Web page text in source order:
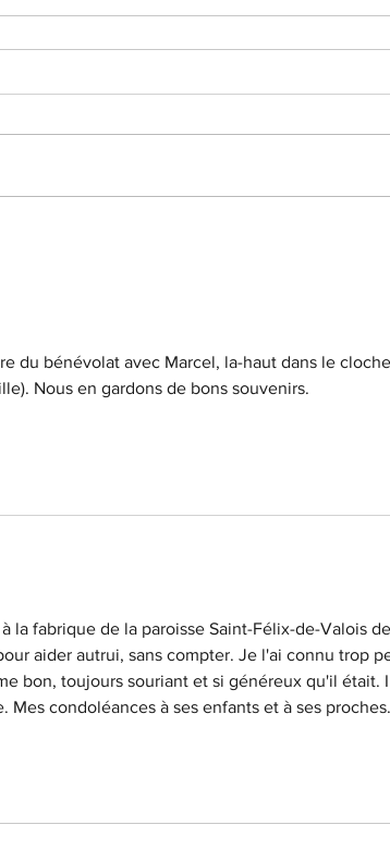
du bénévolat avec Marcel, la-haut dans le
Nous en gardons de bons souvenirs.
la fabrique de la paroisse Saint-Félix-de-Valois
aider autrui, sans compter. Je l'ai connu trop
bon, toujours souriant et si généreux qu'il était.
Mes condoléances à ses enfants et à ses